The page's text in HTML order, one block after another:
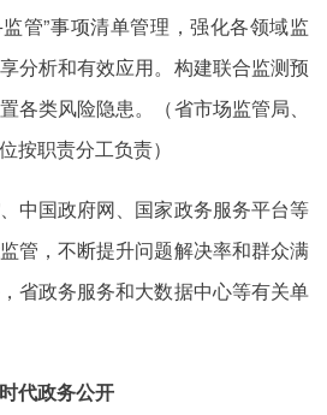
管”事项清单管理，强化各领域监
分析和有效应用。构建联合监测预
各类风险隐患。（省市场监管局、
按职责分工负责）
中国政府网、国家政务服务平台等
管，不断提升问题解决率和群众满
省政务服务和大数据中心等有关单
代政务公开